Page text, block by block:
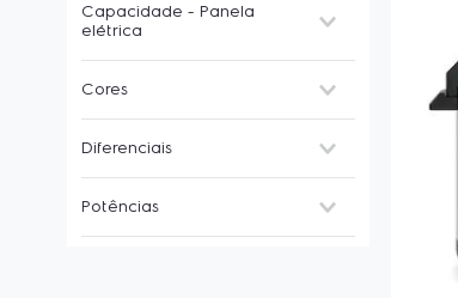
10-12 litros
Capacidade - Panela
elétrica
4-6 litros
Cores
Branco
Grafite
Preto
Vermelho
Diferenciais
Coletor de vapor
Função cozinhar/refogar
Potências